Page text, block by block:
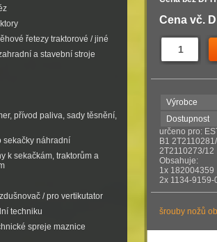
řetezy traktorové / jiné
a stavební stroje
přívod paliva, sady těsnění,
sekačky náhradní
k sekačkám, traktorům a
/ pro vertikutator
techniku
spreje maznice
Cena vč.
Výrobce
Dostupnost
určeno pro:
B1
2T2110273/12
Obsahuje:
1x
2x 1134-
šrouby nožů